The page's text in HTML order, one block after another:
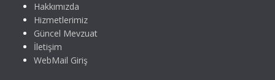
Hakkımızda
Hizmetlerimiz
Güncel Mevzuat
İletişim
WebMail Giriş